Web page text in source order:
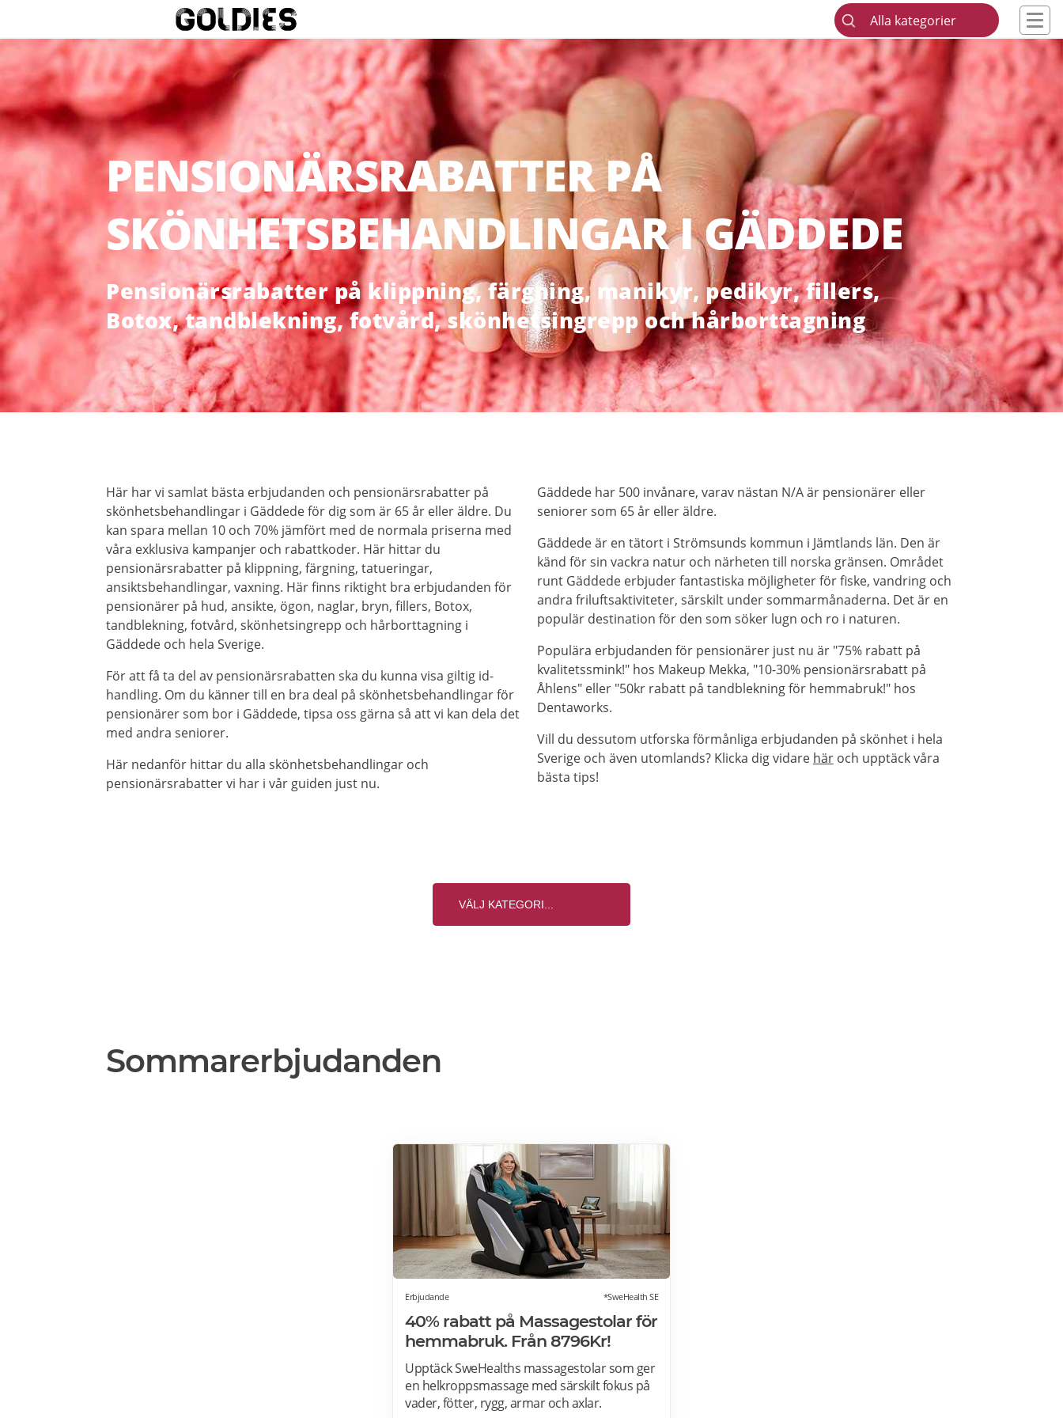
Alla kategorier
PENSIONÄRSRABATTER PÅ
SKÖNHETSBEHANDLINGAR I GÄDDEDE
Pensionärsrabatter på klippning, färgning, manikyr, pedikyr, fillers,
Botox, tandblekning, fotvård, skönhetsingrepp och hårborttagning
Här har vi samlat bästa erbjudanden och pensionärsrabatter på
skönhetsbehandlingar i Gäddede för dig som är 65 år eller äldre. Du
kan spara mellan 10 och 70% jämfört med de normala priserna med
våra exklusiva kampanjer och rabattkoder. Här hittar du
pensionärsrabatter på klippning, färgning, tatueringar,
ansiktsbehandlingar, vaxning. Här finns riktight bra erbjudanden för
pensionärer på hud, ansikte, ögon, naglar, bryn, fillers, Botox,
tandblekning, fotvård, skönhetsingrepp och hårborttagning i
Gäddede och hela Sverige.
För att få ta del av pensionärsrabatten ska du kunna visa giltig id-
handling. Om du känner till en bra deal på skönhetsbehandlingar för
pensionärer som bor i Gäddede, tipsa oss gärna så att vi kan dela det
med andra seniorer.
Här nedanför hittar du alla skönhetsbehandlingar och
pensionärsrabatter vi har i vår guiden just nu.
Gäddede har 500 invånare, varav nästan N/A är pensionärer eller
seniorer som 65 år eller äldre.
Gäddede är en tätort i Strömsunds kommun i Jämtlands län. Den är
känd för sin vackra natur och närheten till norska gränsen. Området
runt Gäddede erbjuder fantastiska möjligheter för fiske, vandring och
andra friluftsaktiviteter, särskilt under sommarmånaderna. Det är en
populär destination för den som söker lugn och ro i naturen.
Populära erbjudanden för pensionärer just nu är "75% rabatt på
kvalitetssmink!" hos Makeup Mekka, "10-30% pensionärsrabatt på
Åhlens" eller "50kr rabatt på tandblekning för hemmabruk!" hos
Dentaworks.
Vill du dessutom utforska förmånliga erbjudanden på skönhet i hela
Sverige och även utomlands? Klicka dig vidare häroch upptäck våra
bästa tips!
Sommarerbjudanden
Erbjudande *SweHealth SE
40% rabatt på Massagestolar för
hemmabruk. Från 8796Kr!
Upptäck SweHealths massagestolar som ger
en helkroppsmassage med särskilt fokus på
vader, fötter, rygg, armar och axlar.